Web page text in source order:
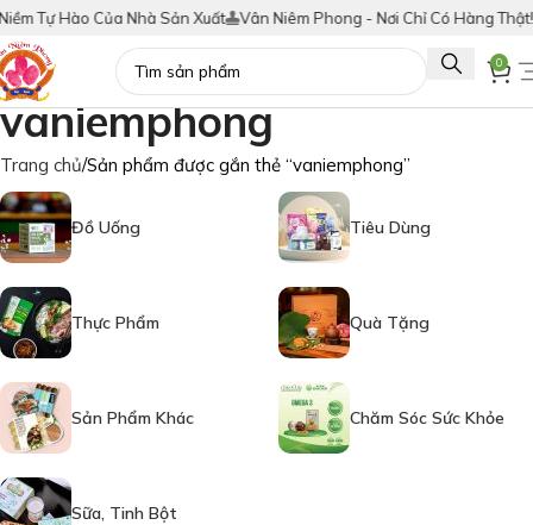
Hào Của Nhà Sản Xuất Vân Niêm Phong - Nơi Chỉ Có Hàng Thật!
0
vaniemphong
Trang chủ Sản phẩm được gắn thẻ “vaniemphong”
Đồ Uống Tiêu Dùng
Thực Phẩm Quà Tặng
Sản Phẩm Khác Chăm Sóc Sức Khỏe
Sữa, Tinh Bột